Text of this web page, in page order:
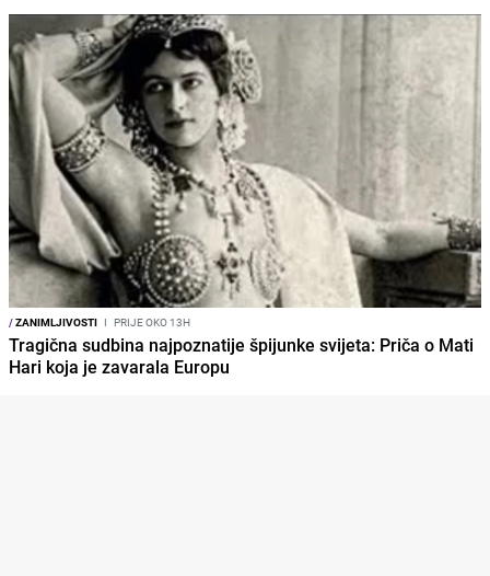
/ZANIMLJIVOSTI I PRIJE OKO 13H
Tragična sudbina najpoznatije špijunke svijeta: Priča o Mati
Hari koja je zavarala Europu